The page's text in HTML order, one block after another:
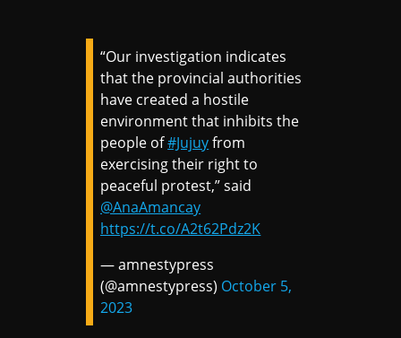
“Our investigation indicates
that the provincial authorities
have created a hostile
environment that inhibits the
people of#Jujuyfrom
exercising their right to
peaceful protest,” said
@AnaAmancay
https://t.co/A2t62Pdz2K
— amnestypress
(@amnestypress) October 5,
2023